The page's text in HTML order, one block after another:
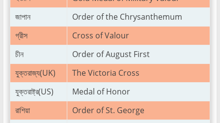
জাপান
Order of the Chrysanthemum
গ্রীস
Cross of Valour
চীন
Order of August First
যুক্তরাজ্য(UK)
The Victoria Cross
যুক্তরাষ্ট্র(US)
Medal of Honor
রাশিয়া
Order of St. George